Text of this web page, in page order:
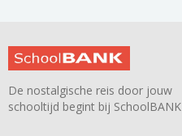
De nostalgische reis door jouw
schooltijd begint bij SchoolBANK